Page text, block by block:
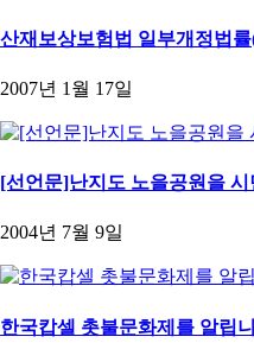
산재보상보험법 일부개정법
2007년 1월 17일
[선언문]난지도 노을공원을 시
2004년 7월 9일
한국캅셀 촛불문화제를 알립